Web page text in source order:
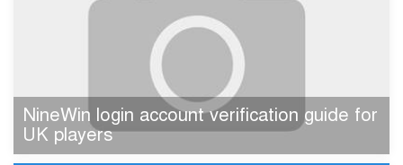
NineWin login account verification guide for
UK players